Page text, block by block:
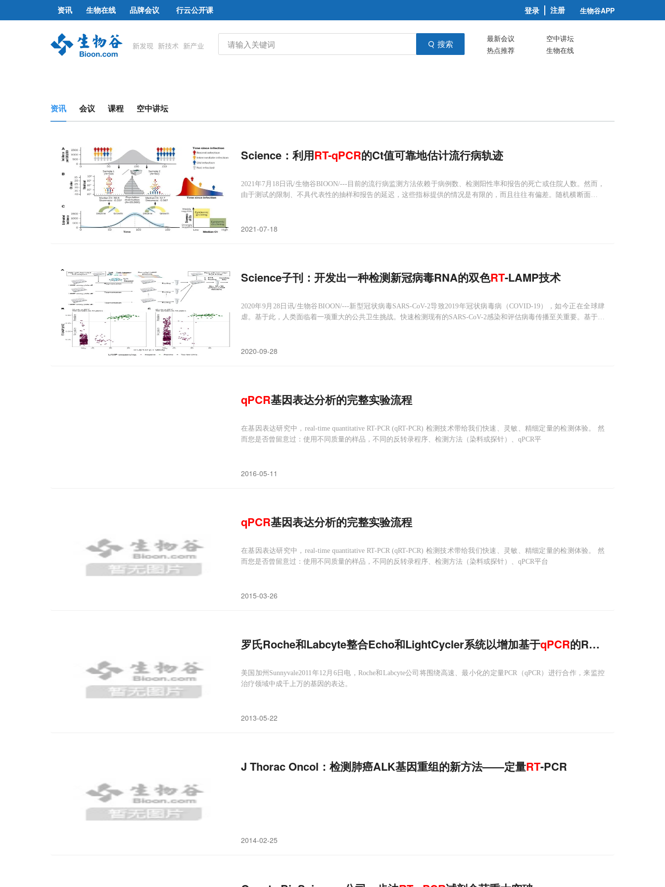
资讯 生物在线 品牌会议 行云公开课 登录 注册 生物谷APP
搜索 最新会议
空中讲坛
热点推荐
生物在线
资讯 会议 课程 空中讲坛
Science：利用RT-qPCR的Ct值可靠地估计流行病轨迹
2021年7月18日讯/生物谷BIOON/---目前的流行病监测方法依赖于病例数、检测阳性率和报告的死亡或住院人数。然而，
由于测试的限制、不具代表性的抽样和报告的延迟，这些指标提供的情况是有限的，而且往往有偏差。随机横断面病毒
2021-07-18
Science子刊：开发出一种检测新冠病毒RNA的双色RT-LAMP技术
2020年9月28日讯/生物谷BIOON/---新型冠状病毒SARS-CoV-2导致2019年冠状病毒病（COVID-19），如今正在全球肆
虐。基于此，人类面临着一项重大的公共卫生挑战。快速检测现有的SARS-CoV-2感染和评估病毒传播至关重要。基于逆
2020-09-28
qPCR基因表达分析的完整实验流程
在基因表达研究中，real-time quantitative RT-PCR (qRT-PCR) 检测技术带给我们快速、灵敏、精细定量的检测体验。 然
而您是否曾留意过：使用不同质量的样品，不同的反转录程序、检测方法（染料或探针）、qPCR平
2016-05-11
qPCR基因表达分析的完整实验流程
在基因表达研究中，real-time quantitative RT-PCR (qRT-PCR) 检测技术带给我们快速、灵敏、精细定量的检测体验。 然
而您是否曾留意过：使用不同质量的样品，不同的反转录程序、检测方法（染料或探针）、qPCR平台
2015-03-26
罗氏Roche和Labcyte整合Echo和LightCycler系统以增加基于qPCR的RNA/DNA分析
美国加州Sunnyvale2011年12月6日电，Roche和Labcyte公司将围绕高速、最小化的定量PCR（qPCR）进行合作，来监控
治疗领域中成千上万的基因的表达。
2013-05-22
J Thorac Oncol：检测肺癌ALK基因重组的新方法——定量RT-PCR
2014-02-25